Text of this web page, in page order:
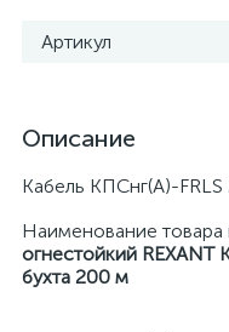
Артикул
Описание
Кабель КПСнг(А)-
Наименование товара
огнестойкий
бухта 200 м